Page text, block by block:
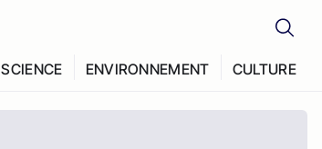
SCIENCE ENVIRONNEMENT CULTURE